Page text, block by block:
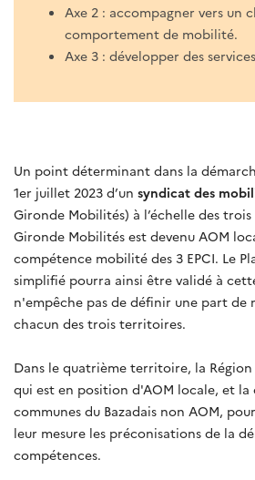
Axe 2 : accompagner vers un
comportement de mobilité.
Axe 3 : développer des
Un point déterminant dans la
1er juillet 2023 d’un syndicat des
Gironde Mobilités) à l’échelle des trois
Gironde Mobilités est devenu AOM
compétence mobilité des 3 EPCI. Le
simplifié pourra ainsi être validé à
n'empêche pas de définir une part de
chacun des trois territoires.
Dans le quatrième territoire, la
qui est en position d'AOM locale, et la
communes du Bazadais non AOM,
leur mesure les préconisations de la
compétences.